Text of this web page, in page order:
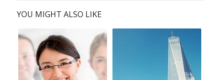
YOU MIGHT ALSO LIKE